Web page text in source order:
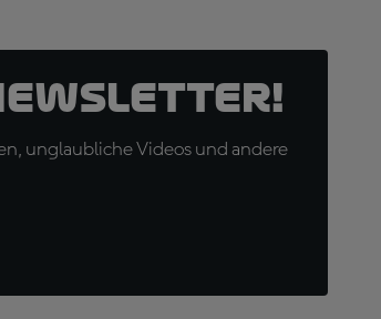
unglaubliche Videos und andere